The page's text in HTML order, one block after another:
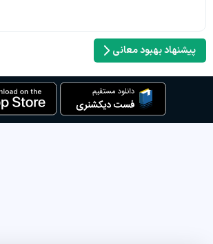
پیشنهاد بهبود معانی